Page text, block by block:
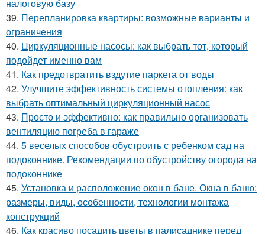
налоговую базу
39. Перепланировка квартиры: возможные варианты и
ограничения
40. Циркуляционные насосы: как выбрать тот, который
подойдет именно вам
41. Как предотвратить вздутие паркета от воды
42. Улучшите эффективность системы отопления: как
выбрать оптимальный циркуляционный насос
43. Просто и эффективно: как правильно организовать
вентиляцию погреба в гараже
44. 5 веселых способов обустроить с ребенком сад на
подоконнике. Рекомендации по обустройству огорода на
подоконнике
45. Установка и расположение окон в бане. Окна в баню:
размеры, виды, особенности, технологии монтажа
конструкций
46. Как красиво посадить цветы в палисаднике перед